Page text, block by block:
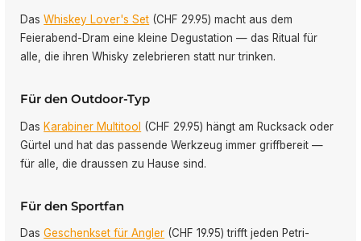
DasWhiskey Lover's Set (CHF 29.95) macht aus dem
Feierabend-Dram eine kleine Degustation — das Ritual für
alle, die ihren Whisky zelebrieren statt nur trinken.
Für den Outdoor-Typ
DasKarabiner Multitool (CHF 29.95) hängt am Rucksack oder
Gürtel und hat das passende Werkzeug immer griffbereit —
für alle, die draussen zu Hause sind.
Für den Sportfan
DasGeschenkset für Angler (CHF 19.95) trifft jeden Petri-